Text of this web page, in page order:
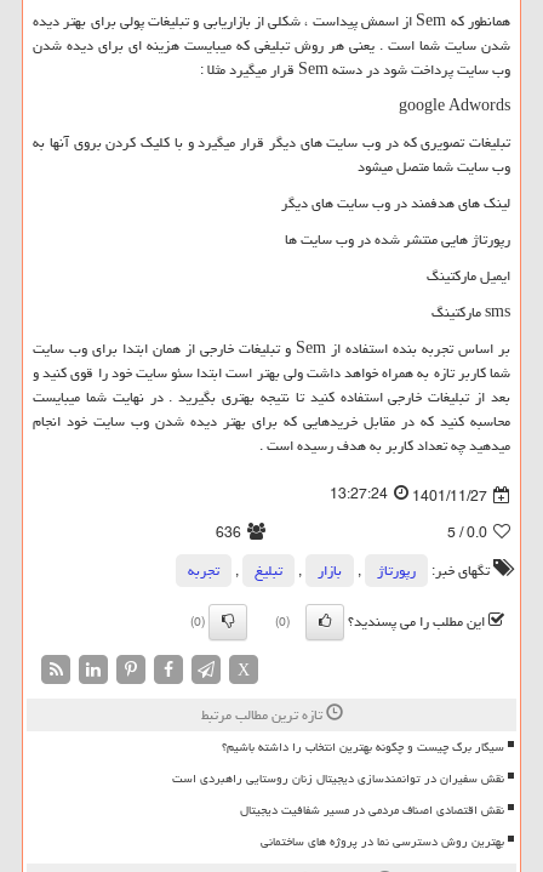
همانطور کهSemاز اسمش پیداست ، شکلی از بازاریابی و تبلیغات پولی برای بهتر دیده
شدن سایت شما است . یعنی هر روش تبلیغی که میبایست هزینه ای برای دیده شدن
وب سایت پرداخت شود در دستهSem قرار میگیرد مثلا :
google Adwords
تبلیغات تصویری که در وب سایت های دیگر قرار میگیرد و با کلیک کردن بروی آنها به
وب سایت شما متصل میشود
لینک های هدفمند در وب سایت های دیگر
رپورتاژ هایی منتشر شده در وب سایت ها
ایمیل مارکتینگ
smsمارکتینگ
بر اساس تجربه بنده استفاده ازSem و تبلیغات خارجی از همان ابتدا برای وب سایت
شما کاربر تازه به همراه خواهد داشت ولی بهتر است ابتدا سئو سایت خود را قوی کنید و
بعد از تبلیغات خارجی استفاده کنید تا نتیجه بهتری بگیرید . در نهایت شما میبایست
محاسبه کنید که در مقابل خریدهایی که برای بهتر دیده شدن وب سایت خود انجام
میدهید چه تعداد کاربر به هدف رسیده است .
1401/11/27
13:27:24
0.0
/ 5
636
تگهای خبر:
رپورتاژ , بازار , تبلیغ ,
تجربه
این مطلب را می پسندید؟
(0)
(0)
X
تازه ترین مطالب مرتبط
سیگار برگ چیست و چگونه بهترین انتخاب را داشته باشیم؟
نقش سفیران در توانمندسازی دیجیتال زنان روستایی راهبردی است
نقش اقتصادی اصناف مردمی در مسیر شفافیت دیجیتال
بهترین روش دسترسی نما در پروژه های ساختمانی